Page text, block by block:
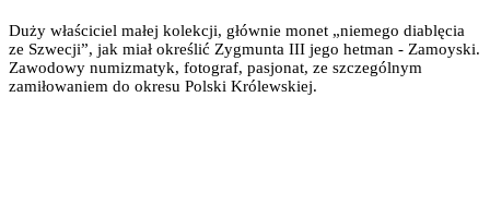
Duży właściciel małej kolekcji, głównie monet „niemego diablęcia
ze Szwecji”, jak miał określić Zygmunta III jego hetman - Zamoyski.
Zawodowy numizmatyk, fotograf, pasjonat, ze szczególnym
zamiłowaniem do okresu Polski Królewskiej.